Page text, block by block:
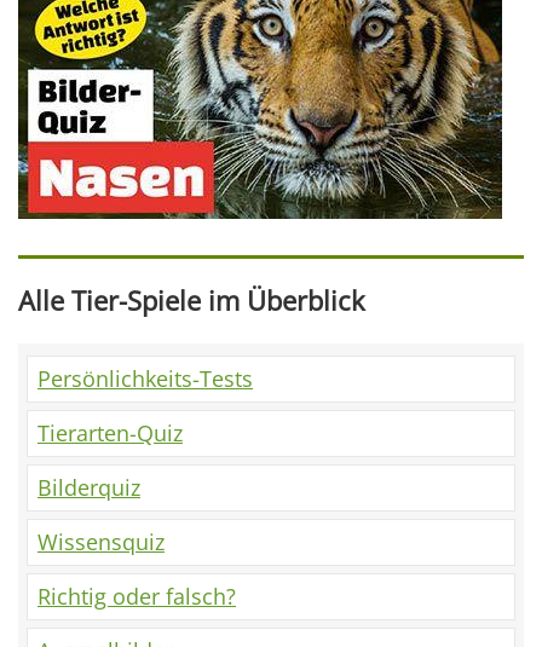
Alle Tier-Spiele im Überblick
Persönlichkeits-Tests
Tierarten-Quiz
Bilderquiz
Wissensquiz
Richtig oder falsch?